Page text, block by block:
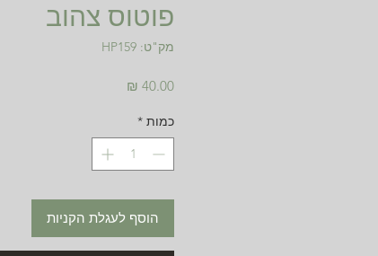
פוטוס צהוב
מק"ט: HP159
כמות *
הוסף לעגלת הקניות